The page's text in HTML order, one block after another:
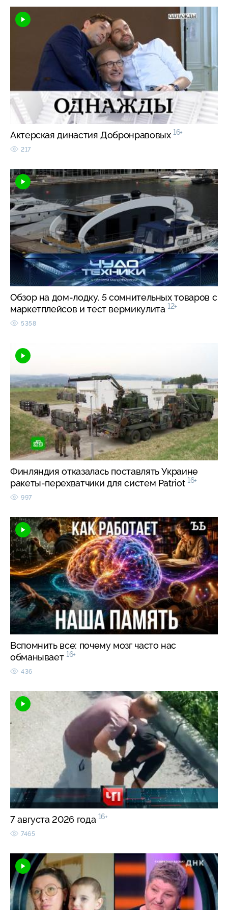
Актерская династия Добронравовых 16+
217
Обзор на дом-лодку, 5 сомнительных товаров с
маркетплейсов и тест вермикулита 12+
5358
Финляндия отказалась поставлять Украине
ракеты-перехватчики для систем Patriot 16+
997
Вспомнить все: почему мозг часто нас
обманывает 16+
436
7 августа 2026 года 16+
7465